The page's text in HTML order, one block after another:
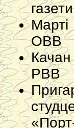
ОВВ
РВВ